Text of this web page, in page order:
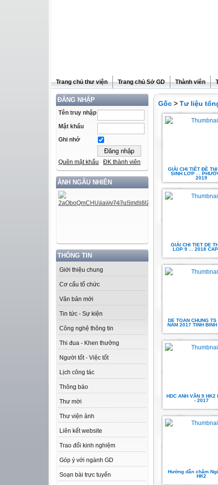
Trang chủ thư viện Trang chủ Sở GD Thành viên
ĐĂNG NHẬP
Tên truy nhập
Mật khẩu
Ghi nhớ
Quên mật khẩu ĐK thành viên
ẢNH NGẪU NHIÊN
THÔNG TIN
Giới thiệu chung
Cơ cấu tổ chức
Văn bản mới
Tin tức - Sự kiện
Công nghệ thông tin
Thi đua - Khen thưởng
Người tốt - Việc tốt
Lịch công tác
Thông báo
Thư mời
Thư viện ảnh
Liên kết website
Trao đổi kinh nghiệm
Góp ý với ngành GD
Soạn bài trực tuyến
Gốc > Tư liệu
GIẢI CHI TIẾT ĐỀ
SINH LƠP ...
2019
GIẢI CHI TIET DE
LOP 9 ... 2018
DE TOAN CHUNG
NAM 2017 TINH BINH
HDC ANH VĂN 9 HK2
- 2017
Hướng dẫn chấm
HK2